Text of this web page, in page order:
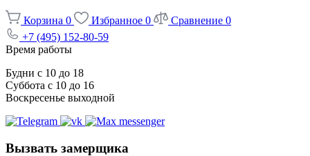
Корзина 0 Избранное 0 Сравнение 0
+7 (495) 152-80-59
Время работы
Будни с 10 до 18
Суббота с 10 до 16
Воскресенье выходной
Вызвать замерщика